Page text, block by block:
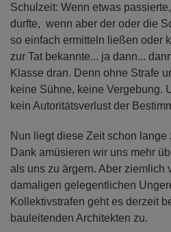
Schulzeit: Wenn etwas
durfte, wenn aber der oder die
so einfach ermitteln ließen oder
zur Tat bekannte... ja dann...
Klasse dran. Denn ohne Strafe
keine Sühne, keine Vergebung.
kein Autoritätsverlust der
Nun liegt diese Zeit schon lange
Dank amüsieren wir uns mehr
als uns zu ärgern. Aber ziemlich
damaligen gelegentlichen
Kollektivstrafen geht es derzeit
bauleitenden Architekten zu.